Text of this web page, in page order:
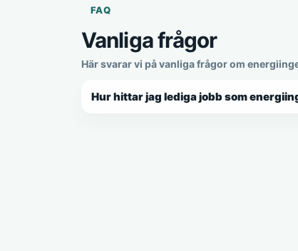
FAQ
Vanliga frågor
Här svarar vi på vanliga frågor om
Hur hittar jag lediga jobb som